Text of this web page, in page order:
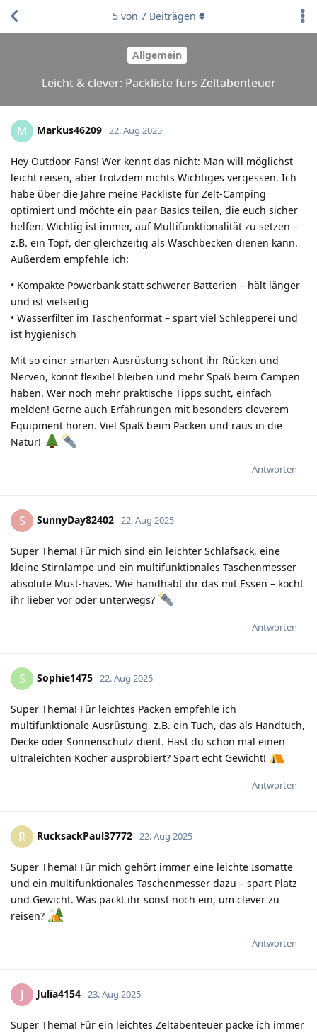
Allgemein
Leicht & clever: Packliste fürs Zeltabenteuer
5von 7Beiträgen
M Markus46209 22. Aug 2025
Hey Outdoor-Fans! Wer kennt das nicht: Man will möglichst
leicht reisen, aber trotzdem nichts Wichtiges vergessen. Ich
habe über die Jahre meine Packliste für Zelt-Camping
optimiert und möchte ein paar Basics teilen, die euch sicher
helfen. Wichtig ist immer, auf Multifunktionalität zu setzen –
z.B. ein Topf, der gleichzeitig als Waschbecken dienen kann.
Außerdem empfehle ich:
• Kompakte Powerbank statt schwerer Batterien – hält länger
und ist vielseitig
• Wasserfilter im Taschenformat – spart viel Schlepperei und
ist hygienisch
Mit so einer smarten Ausrüstung schont ihr Rücken und
Nerven, könnt flexibel bleiben und mehr Spaß beim Campen
haben. Wer noch mehr praktische Tipps sucht, einfach
melden! Gerne auch Erfahrungen mit besonders cleverem
Equipment hören. Viel Spaß beim Packen und raus in die
Natur!
Antworten
S SunnyDay82402 22. Aug 2025
Super Thema! Für mich sind ein leichter Schlafsack, eine
kleine Stirnlampe und ein multifunktionales Taschenmesser
absolute Must-haves. Wie handhabt ihr das mit Essen – kocht
ihr lieber vor oder unterwegs?
Antworten
S Sophie1475 22. Aug 2025
Super Thema! Für leichtes Packen empfehle ich
multifunktionale Ausrüstung, z.B. ein Tuch, das als Handtuch,
Decke oder Sonnenschutz dient. Hast du schon mal einen
ultraleichten Kocher ausprobiert? Spart echt Gewicht!
Antworten
R RucksackPaul37772 22. Aug 2025
Super Thema! Für mich gehört immer eine leichte Isomatte
und ein multifunktionales Taschenmesser dazu – spart Platz
und Gewicht. Was packt ihr sonst noch ein, um clever zu
reisen?
Antworten
J Julia4154 23. Aug 2025
Super Thema! Für ein leichtes Zeltabenteuer packe ich immer